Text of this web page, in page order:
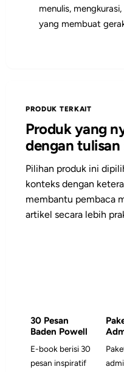
menulis,
yang membuat
PRODUK TERKAIT
Produk yang
dengan tulisan
Pilihan produk ini
konteks dengan
membantu pembaca
artikel secara lebih
30 Pesan
Baden Powell
E-book berisi 30
pesan inspiratif